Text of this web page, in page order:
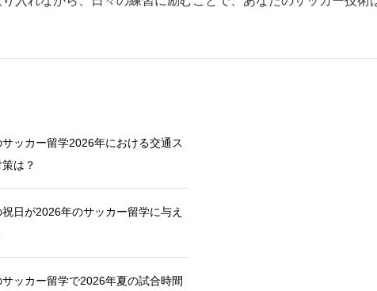
サッカー留学2026年における交通ス
は？
日が2026年のサッカー留学に与え
サッカー留学で2026年夏の試合時間